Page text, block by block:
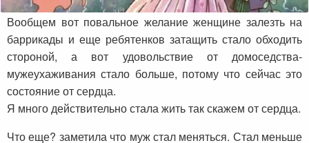
Вообщем вот повальное желание женщине залезть на
баррикады и еще ребятенков затащить стало обходить
стороной, а вот удовольствие от домоседства-
мужеухаживания стало больше, потому что сейчас это
состояние от сердца.
Я много действительно стала жить так скажем от сердца.
Что еще? заметила что муж стал меняться. Стал меньше